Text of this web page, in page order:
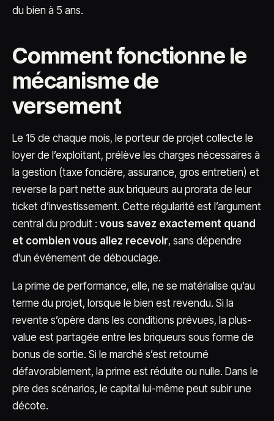
du bien à 5 ans.
Comment fonctionne le
mécanisme de
versement
Le 15 de chaque mois, le porteur de projet collecte le
loyer de l’exploitant, prélève les charges nécessaires à
la gestion (taxe foncière, assurance, gros entretien) et
reverse la part nette aux briqueurs au prorata de leur
ticket d’investissement. Cette régularité est l’argument
central du produit : vous savez exactement quand
et combien vous allez recevoir, sans dépendre
d’un événement de débouclage.
La prime de performance, elle, ne se matérialise qu’au
terme du projet, lorsque le bien est revendu. Si la
revente s’opère dans les conditions prévues, la plus-
value est partagée entre les briqueurs sous forme de
bonus de sortie. Si le marché s’est retourné
défavorablement, la prime est réduite ou nulle. Dans le
pire des scénarios, le capital lui-même peut subir une
décote.